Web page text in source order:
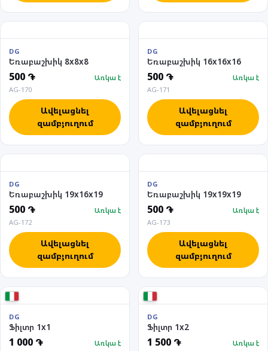
DG
Եռաբաշխիկ 8x8x8
500 ֏
Առկա է
AG-170
Ավելացնել
զամբյուղում
DG
Եռաբաշխիկ 16x16x16
500 ֏
Առկա է
AG-171
Ավելացնել
զամբյուղում
DG
Եռաբաշխիկ 19x16x19
500 ֏
Առկա է
AG-172
Ավելացնել
զամբյուղում
DG
Եռաբաշխիկ 19x19x19
500 ֏
Առկա է
AG-173
Ավելացնել
զամբյուղում
DG
Ֆիլտր 1x1
1 000 ֏
Առկա է
DG
Ֆիլտր 1x2
1 500 ֏
Առկա է